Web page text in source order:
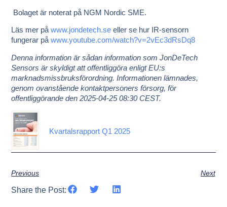
Bolaget är noterat på NGM Nordic SME.
Läs mer påwww.jondetech.se eller se hur IR-sensorn
fungerar påwww.youtube.com/watch?v=2vEc3dRsDq8
Denna information är sådan information som JonDeTech
Sensors är skyldigt att offentliggöra enligt EU:s
marknadsmissbruksförordning. Informationen lämnades,
genom ovanstående kontaktpersoners försorg, för
offentliggörande den 2025-04-25 08:30 CEST.
Kvartalsrapport Q1 2025
Previous Next
Share the Post: